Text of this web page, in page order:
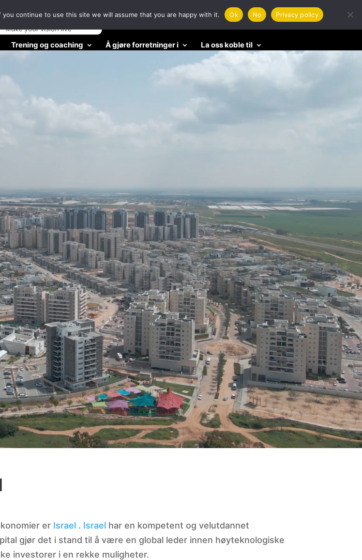
Trening og coaching Å gjøre forretninger i La oss koble til
er Israel . Israel har en kompetent og velutdannet
gjør det i stand til å være en global leder innen høyteknologiske
investorer i en rekke muligheter.
continue to use this site we will assume that you are happy with it. Ok No Privacy policy